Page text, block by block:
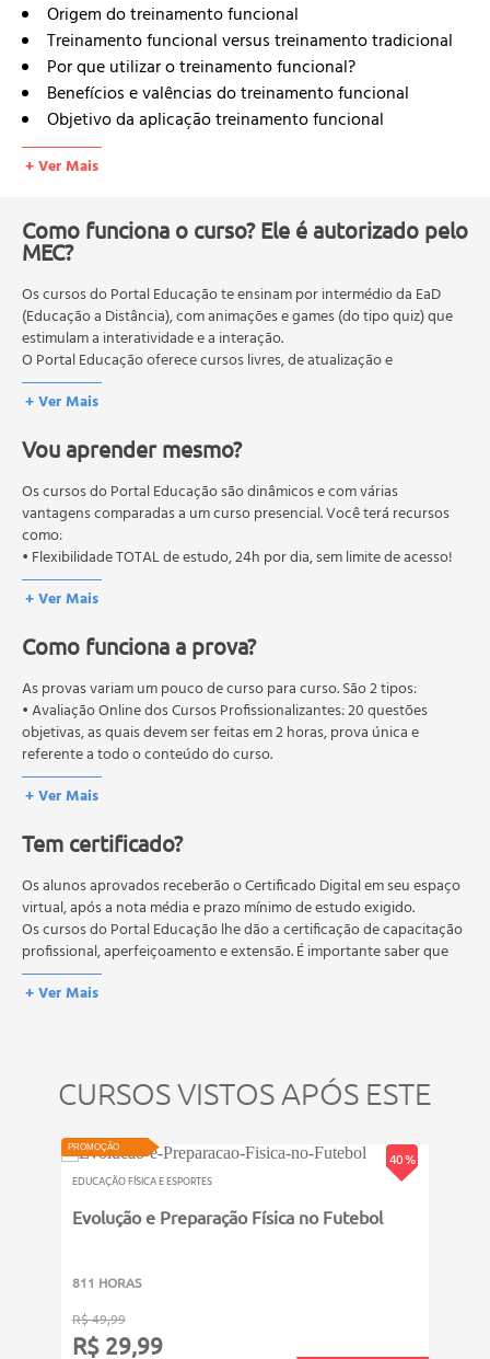
Origem do treinamento funcional
Treinamento funcional versus treinamento tradicional
Por que utilizar o treinamento funcional?
Benefícios e valências do treinamento funcional
Objetivo da aplicação treinamento funcional
Treinamento funcional em diferentes faixas etárias
Crianças, Adultos e Idosos
os exercícios funcionais
Bases neurológicas e a biomecânica do treinamento
Core training
Músculos do core
Posicionamento
Fortalecimento do core
Avaliação funcional
Prescrição do treinamento funcional
Conceito de carga de treino
Sessão de treinos
Circuito funcional
Exemplos de exercícios de treinamento funcional.
+ Ver Mais
Como funciona o curso? Ele é autorizado pelo
MEC?
Os cursos do Portal Educação te ensinam por intermédio da EaD
(Educação a Distância), com animações e games (do tipo quiz) que
estimulam a interatividade e a interação.
O Portal Educação oferece cursos livres, de atualização e
qualificação profissional. São destinados a proporcionar ao
profissional conhecimentos que permitam o desenvolvimento de
O MEC (Ministério da Educação), trata da política nacional de
educação em geral, mas autoriza apenas cursos de graduação e
pós-graduação. Os cursos técnicos e profissionalizantes são
autorizados pelas Secretarias Estaduais de Educação.
+ Ver Mais
Vou aprender mesmo?
Os cursos do Portal Educação são dinâmicos e com várias
vantagens comparadas a um curso presencial. Você terá recursos
como:
• Flexibilidade TOTAL de estudo, 24h por dia, sem limite de acesso!
+ Ver Mais
Como funciona a prova?
As provas variam um pouco de curso para curso. São 2 tipos:
• Avaliação Online dos Cursos Profissionalizantes: 20 questões
objetivas, as quais devem ser feitas em 2 horas, prova única e
referente a todo o conteúdo do curso.
• Avaliação Online dos Cursos Livres: 10 questões objetivas, as quais
devem ser feitas em 1 hora, prova única e referente a todo o
Os estudos, atividades e avaliações devem ser feitos dentro do
A média final deve ser igual ou superior a 60%para a conclusão e
recebimento do certificado digital do curso. Em caso de reprovação,
o aluno poderá realizar novamente a prova dentro do período do
curso quantas vezes desejar. Os cursos gratuitos não possuem nova
prova, atividades reflexivas e descritivas.
+ Ver Mais
Tem certificado?
Os alunos aprovados receberão o Certificado Digital em seu espaço
virtual, após a nota média e prazo mínimo de estudo exigido.
Os cursos do Portal Educação lhe dão a certificação de capacitação
profissional, aperfeiçoamento e extensão. É importante saber que
esses títulos não se equivalem às certificações de cursos técnicos ou
de formação escolar, e não dão o direito de assumir
+ Ver Mais
CURSOS VISTOS APÓS ESTE
40 %
PROMOÇÃO
EDUCAÇÃO FÍSICA E ESPORTES
Evolução e Preparação Física no Futebol
811 HORAS
R$ 49,99
R$ 29,99